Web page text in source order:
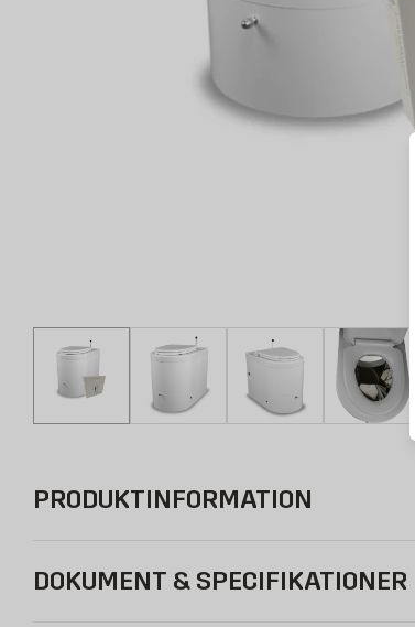
PRODUKTINFORMATION
DOKUMENT & SPECIFIKATIONER